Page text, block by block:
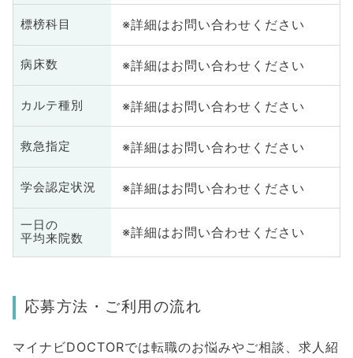
標榜科目 ※詳細はお問い合わせください
病床数 ※詳細はお問い合わせください
カルテ種別 ※詳細はお問い合わせください
救急指定 ※詳細はお問い合わせください
学会認定状況 ※詳細はお問い合わせください
一日の
平均来院数
※詳細はお問い合わせください
応募方法・ご利用の流れ
マイナビDOCTORでは転職のお悩みやご相談、求人紹